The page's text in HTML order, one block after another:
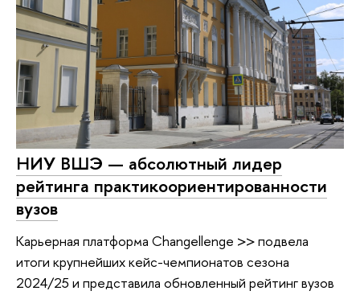
НИУ ВШЭ — абсолютный лидер
рейтинга практикоориентированности
вузов
Карьерная платформа Changellenge >> подвела
итоги крупнейших кейс-чемпионатов сезона
2024/25 и представила обновленный рейтинг вузов